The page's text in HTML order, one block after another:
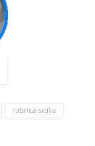
rubrica sicilia